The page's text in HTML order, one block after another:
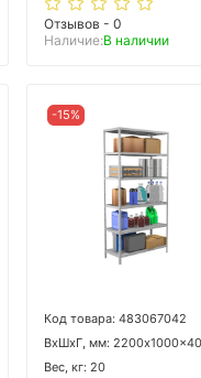
Отзывов - 0
Наличие:В наличии
-15%
Код товара: 483067042
ВхШхГ, мм:
Вес, кг: 20